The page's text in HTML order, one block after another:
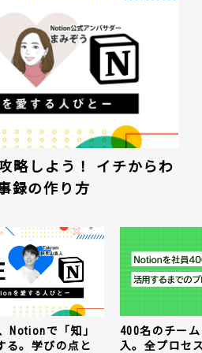
略しよう！ イチからわ
録の作り方
Notionで「知」
る。学びの点と
400名のチー
入。全プロセ